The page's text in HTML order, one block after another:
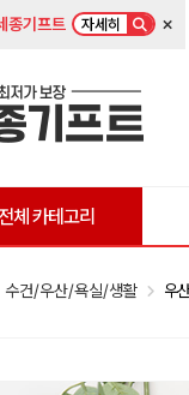
종기프트 자세히 ×
체 카테고리
수건/우산/욕실/생활 우